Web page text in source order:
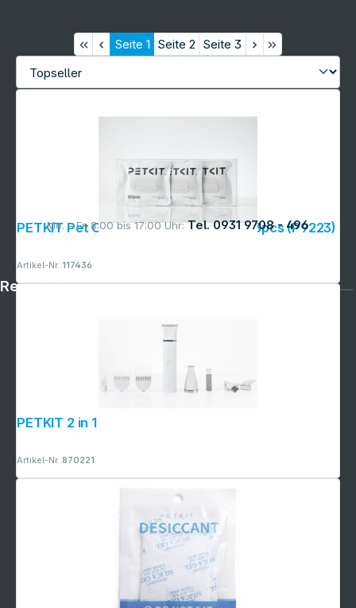
Mo. – Fr. 8:00 bis 17:00 Uhr: Tel. 0931 9708 - 496
Seite 1 Seite 2 Seite 3
PETKIT Pet Odor Eliminator N50 2.0 - 3pcs (P9223)
Artikel-Nr.:117436
Artikel-Nr.:870221
Rechtliches